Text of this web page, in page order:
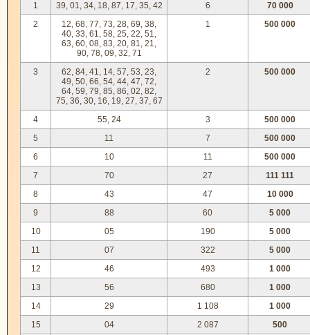
1 39, 01, 34, 18, 87, 17, 35, 42 6
70 000
2
12, 68, 77, 73, 28, 69, 38,
40, 33, 61, 58, 25, 22, 51,
63, 60, 08, 83, 20, 81, 21,
90, 78, 09, 32, 71
1 500 000
3
62, 84, 41, 14, 57, 53, 23,
49, 50, 66, 54, 44, 47, 72,
64, 59, 79, 85, 86, 02, 82,
75, 36, 30, 16, 19, 27, 37, 67
2 500 000
4 55, 24 3
500 000
5
11 7
500 000
6
10 11
500 000
7
70 27
111 111
8
43 47
10 000
9
88 60
5 000
10
05 190
5 000
11
07 322
5 000
12
46 493
1 000
13
56 680
1 000
14
29 1 108
1 000
15
04 2 087
500